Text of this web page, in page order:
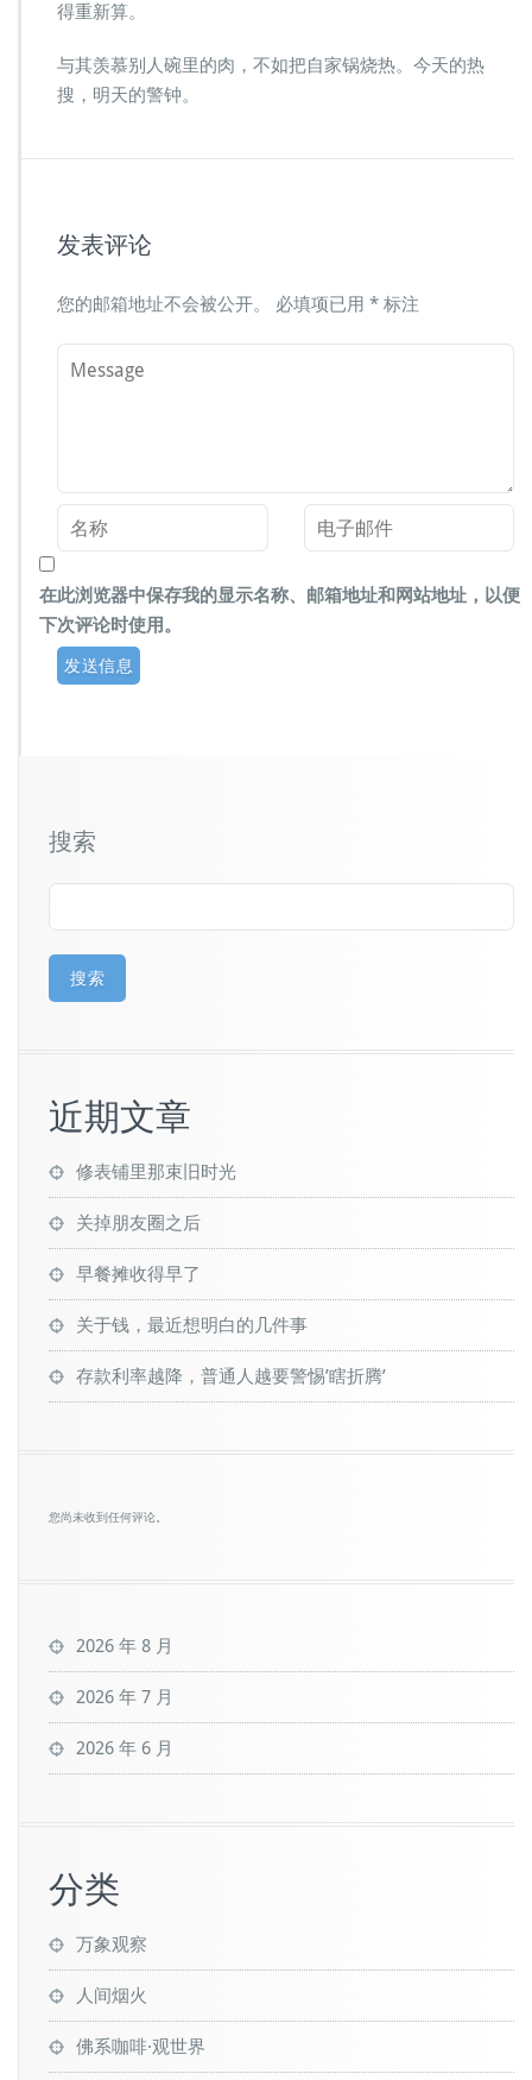
得重新算。
与其羡慕别人碗里的肉，不如把自家锅烧热。今天的热
搜，明天的警钟。
发表评论
您的邮箱地址不会被公开。 必填项已用 * 标注
在此浏览器中保存我的显示名称、邮箱地址和网站地址，以便
下次评论时使用。
搜索
搜索
近期文章
修表铺里那束旧时光
关掉朋友圈之后
早餐摊收得早了
关于钱，最近想明白的几件事
存款利率越降，普通人越要警惕’瞎折腾’
您尚未收到任何评论。
2026 年 8 月
2026 年 7 月
2026 年 6 月
分类
万象观察
人间烟火
佛系咖啡·观世界